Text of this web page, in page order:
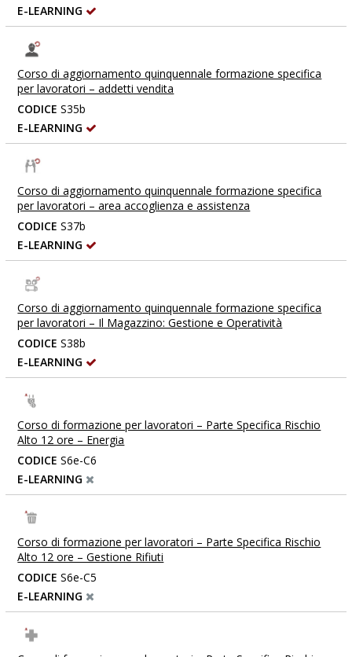
E-LEARNING
Corso di aggiornamento quinquennale formazione specifica
per lavoratori – addetti vendita
CODICE S35b
E-LEARNING
Corso di aggiornamento quinquennale formazione specifica
per lavoratori – area accoglienza e assistenza
CODICE S37b
E-LEARNING
Corso di aggiornamento quinquennale formazione specifica
per lavoratori – Il Magazzino: Gestione e Operatività
CODICE S38b
E-LEARNING
Corso di formazione per lavoratori – Parte Specifica Rischio
Alto 12 ore – Energia
CODICE S6e-C6
E-LEARNING
Corso di formazione per lavoratori – Parte Specifica Rischio
Alto 12 ore – Gestione Rifiuti
CODICE S6e-C5
E-LEARNING